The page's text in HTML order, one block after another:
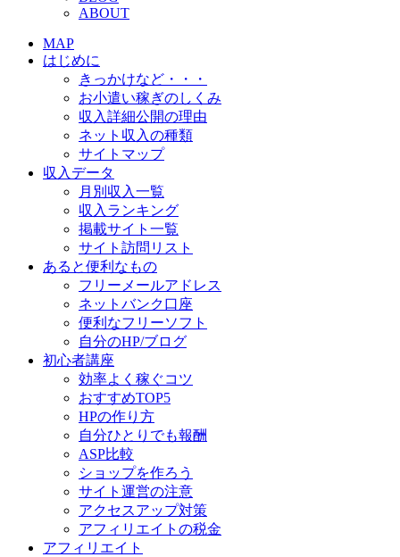
ABOUT
MAP
はじめに
きっかけなど・・・
お小遣い稼ぎのしくみ
収入詳細公開の理由
ネット収入の種類
サイトマップ
収入データ
月別収入一覧
収入ランキング
掲載サイト一覧
サイト訪問リスト
あると便利なもの
フリーメールアドレス
ネットバンク口座
便利なフリーソフト
自分のHP/ブログ
初心者講座
効率よく稼ぐコツ
おすすめTOP5
HPの作り方
自分ひとりでも報酬
ASP比較
ショップを作ろう
サイト運営の注意
アクセスアップ対策
アフィリエイトの税金
アフィリエイト